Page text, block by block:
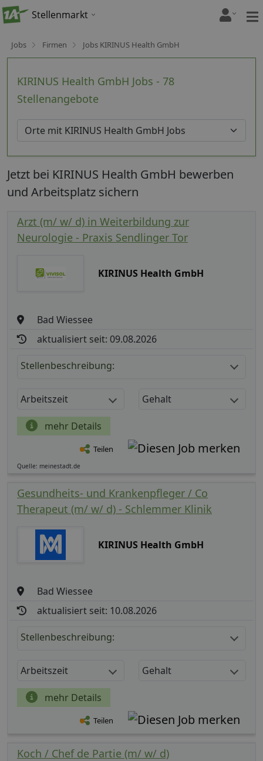
Stellenmarkt
Jobs Firmen Jobs KIRINUS Health GmbH
KIRINUS Health GmbH Jobs - 78
Stellenangebote
Jetzt bei KIRINUS Health GmbH bewerben
und Arbeitsplatz sichern
Arzt (m/ w/ d) in Weiterbildung zur
Neurologie - Praxis Sendlinger Tor
KIRINUS Health GmbH
Bad Wiessee
aktualisiert seit: 09.08.2026
Stellenbeschreibung:
Arbeitszeit Gehalt
mehr Details
Teilen
Quelle: meinestadt.de
Gesundheits- und Krankenpfleger / Co
Therapeut (m/ w/ d) - Schlemmer Klinik
KIRINUS Health GmbH
Bad Wiessee
aktualisiert seit: 10.08.2026
Stellenbeschreibung:
Arbeitszeit Gehalt
mehr Details
Teilen
Koch / Chef de Partie (m/ w/ d)